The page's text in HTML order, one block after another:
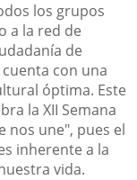
los grupos
a la red de
de
con una
óptima. Este
la XII Semana
nos une", pues el
inherente a la
vida.